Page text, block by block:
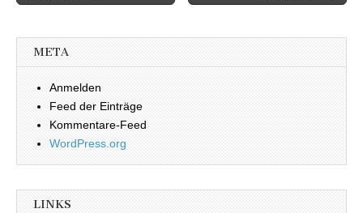
META
Anmelden
Feed der Einträge
Kommentare-Feed
WordPress.org
LINKS